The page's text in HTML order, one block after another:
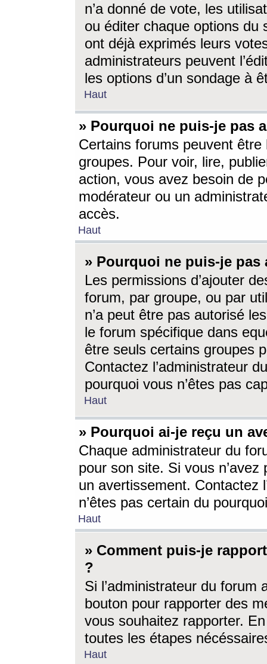
n’a donné de vote, les
ou éditer chaque options du
ont déjà exprimés leurs
administrateurs peuvent
les options d’un sondage à
Haut
» Pourquoi ne puis-je pas
Certains forums peuvent être
groupes. Pour voir, lire,
action, vous avez besoin de
modérateur ou un
accès.
Haut
» Pourquoi ne puis-je
Les permissions d’ajouter
forum, par groupe, ou par
n’a peut être pas autorisé
le forum spécifique dans
être seuls certains groupes
Contactez l’administrateur
pourquoi vous n’êtes pas
Haut
» Pourquoi ai-je reçu un
Chaque administrateur du
pour son site. Si vous
un avertissement. Contactez
n’êtes pas certain du
Haut
» Comment puis-je
?
Si l’administrateur du forum
bouton pour rapporter des
vous souhaitez rapporter.
toutes les étapes
Haut